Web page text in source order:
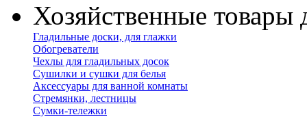
Хозяйственные товары
Гладильные доски, для глажки
Обогреватели
Чехлы для гладильных досок
Сушилки и сушки для белья
Аксессуары для ванной комнаты
Стремянки, лестницы
Сумки-тележки